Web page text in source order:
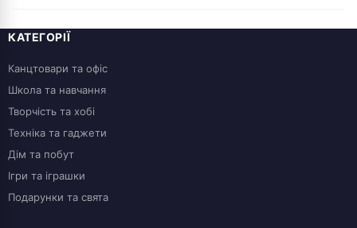
чи вологі кути — это предотвратит повторное появление
КАТЕГОРІЇ
Канцтовари та офіс
Школа та навчання
Творчість та хобі
Техніка та гаджети
Дім та побут
Ігри та іграшки
Подарунки та свята